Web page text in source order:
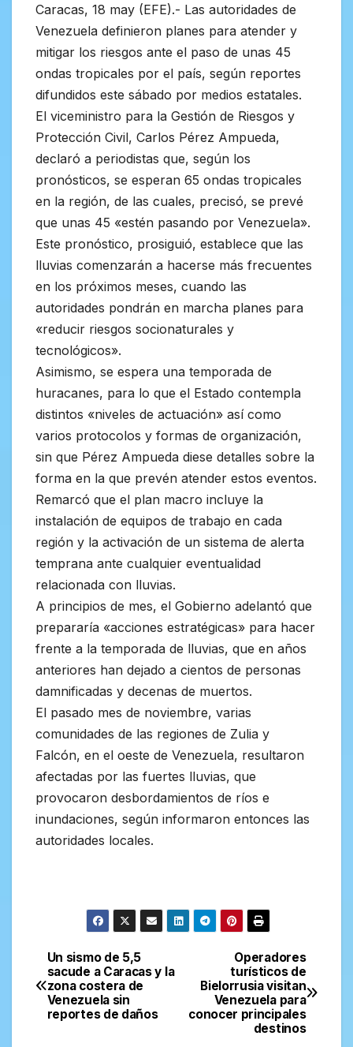
Caracas, 18 may (EFE).- Las autoridades de
Venezuela definieron planes para atender y
mitigar los riesgos ante el paso de unas 45
ondas tropicales por el país, según reportes
difundidos este sábado por medios estatales.
El viceministro para la Gestión de Riesgos y
Protección Civil, Carlos Pérez Ampueda,
declaró a periodistas que, según los
pronósticos, se esperan 65 ondas tropicales
en la región, de las cuales, precisó, se prevé
que unas 45 «estén pasando por Venezuela».
Este pronóstico, prosiguió, establece que las
lluvias comenzarán a hacerse más frecuentes
en los próximos meses, cuando las
autoridades pondrán en marcha planes para
«reducir riesgos socionaturales y
tecnológicos».
Asimismo, se espera una temporada de
huracanes, para lo que el Estado contempla
distintos «niveles de actuación» así como
varios protocolos y formas de organización,
sin que Pérez Ampueda diese detalles sobre la
forma en la que prevén atender estos eventos.
Remarcó que el plan macro incluye la
instalación de equipos de trabajo en cada
región y la activación de un sistema de alerta
temprana ante cualquier eventualidad
relacionada con lluvias.
A principios de mes, el Gobierno adelantó que
prepararía «acciones estratégicas» para hacer
frente a la temporada de lluvias, que en años
anteriores han dejado a cientos de personas
damnificadas y decenas de muertos.
El pasado mes de noviembre, varias
comunidades de las regiones de Zulia y
Falcón, en el oeste de Venezuela, resultaron
afectadas por las fuertes lluvias, que
provocaron desbordamientos de ríos e
inundaciones, según informaron entonces las
autoridades locales.
Navegación
de
entradas
Operadores
turísticos de
Bielorrusia visitan
Venezuela para
conocer principales
destinos
Un sismo de 5,5
sacude a Caracas y la
zona costera de
Venezuela sin
reportes de daños